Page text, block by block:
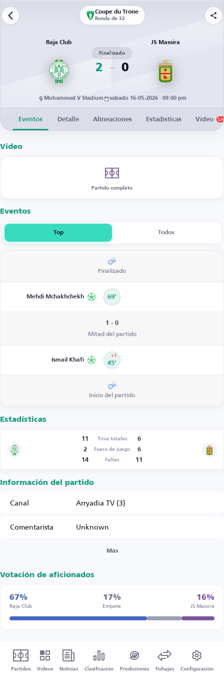
Coupe du Trône
Ronda de 32
Raja Club
2
Finalizado
0
JS Massira
Mohammed V Stadium sábado 16-05-2026 · 09:00 pm
Eventos Detalle Alineaciones Estadísticas Vídeo
Vídeo
Partido completo
Eventos
Top Todos
Finalizado
Mehdi Mchakhchekh 69’
1 - 0
Mitad del partido
Ismail Khafi 45’
+1
Inicio del partido
Estadísticas
11 Tiros totales
6
2
Fuera de juego
6
14
Faltas 11
Información del partido
Canal
Arryadia TV {3}
Comentarista
Unknown
Más
Votación de aficionados
67%
Raja Club
17%
Empate
16%
JS Massira
Partidos Vídeos Noticias Clasificación Predicciones Fichajes Configuración